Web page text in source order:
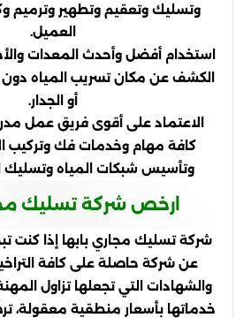
وتسليك وتعقيم وتطهير وترميم
العميل.
استخدام أفضل وأحدث المعدات
الكشف عن مكان تسريب المياه دون
أو الجدار.
الاعتماد على أقوى فريق عمل
كافة مهام وخدمات فك وتركيب
وتأسيس شبكات المياه
ارخص شركة تسليك
شركة تسليك مجاري بابها إذا كنت
عن شركة حاصلة على كافة
والشهادات التي تجعلها تزاول
خدماتها بأسعار منطقية معقولة،